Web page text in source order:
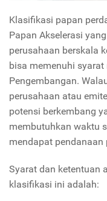
Klasifikasi papan
Papan Akselerasi
perusahaan berskala
bisa memenuhi
Pengembangan.
perusahaan atau
potensi berkembang
membutuhkan waktu
mendapat pendanaan
Syarat dan ketentuan
klasifikasi ini adalah: